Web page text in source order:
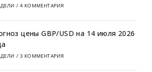
/ 4 КОММЕНТАРИЯ
цены GBP/USD на 14 июля 2026
/ 3 КОММЕНТАРИЯ